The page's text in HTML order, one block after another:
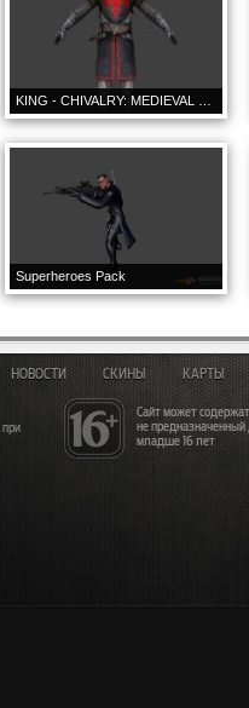
Superheroes Pack
Сайт может
не
младше 16 лет
НОВОСТИ СКИНЫ КАРТЫ